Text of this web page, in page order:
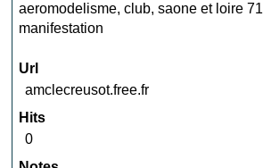
aeromodelisme,club,saone et loire 71
manifestation
Url
amclecreusot.free.fr
Hits
0